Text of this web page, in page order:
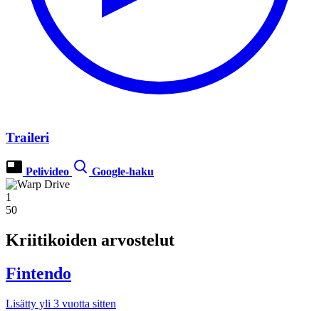
Traileri
Pelivideo Google-haku
1
50
Kriitikoiden arvostelut
Fintendo
Lisätty yli 3 vuotta sitten